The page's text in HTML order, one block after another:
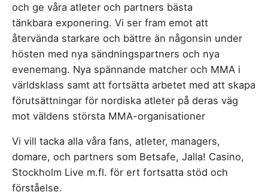
och ge våra atleter och partners bästa
tänkbara exponering. Vi ser fram emot att
återvända starkare och bättre än någonsin under
hösten med nya sändningspartners och nya
evenemang. Nya spännande matcher och MMA i
världsklass samt att fortsätta arbetet med att skapa
förutsättningar för nordiska atleter på deras väg
mot väldens största MMA-organisationer
Vi vill tacka alla våra fans, atleter, managers,
domare, och partners som Betsafe, Jalla! Casino,
Stockholm Live m.fl. för ert fortsatta stöd och
förståelse.